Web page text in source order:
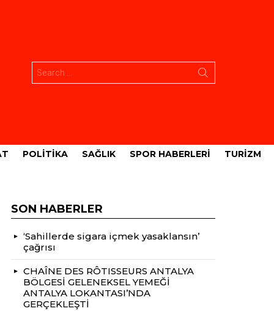
POLITIKA SAĞLIK SPOR HABERLERI TURIZM
SON HABERLER
‘Sahillerde sigara içmek yasaklansın’
çağrısı
CHAÎNE DES RÔTISSEURS ANTALYA
BÖLGESİ GELENEKSEL YEMEĞİ
ANTALYA LOKANTASI’NDA
GERÇEKLEŞTİ